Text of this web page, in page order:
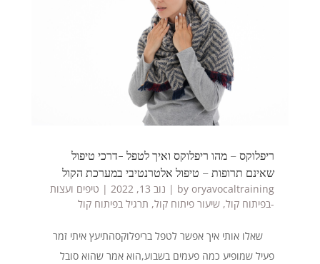
ריפלוקס – מהו ריפלוקס ואיך לטפל -דרכי טיפול
שאינם תרופות – טיפול אלטרנטיבי במערכת הקול
by oryavocaltraining
| נוב 13, 2022 | טיפים ועצות
-בפיתוח קול, שיעור פיתוח קול, תרגיל בפיתוח קול
שאלו אותי איך אפשר לטפל בריפלוקסהתיעץ איתי זמר
פעיל שמופיע כמה פעמים בשבוע,הוא אמר שהוא סובל